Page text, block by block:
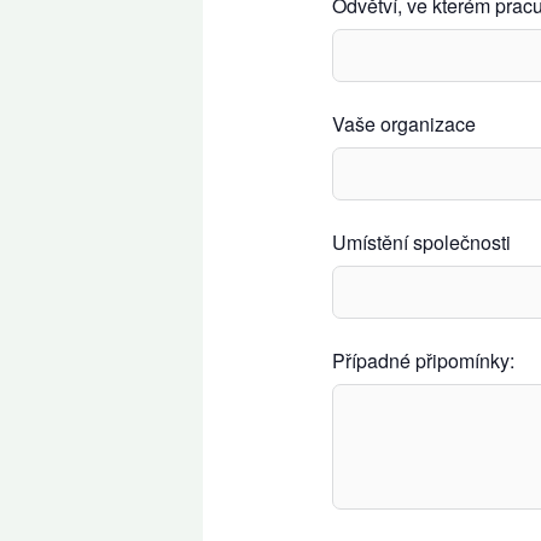
Vaše organizace
Umístění společnosti
Případné připomínky: